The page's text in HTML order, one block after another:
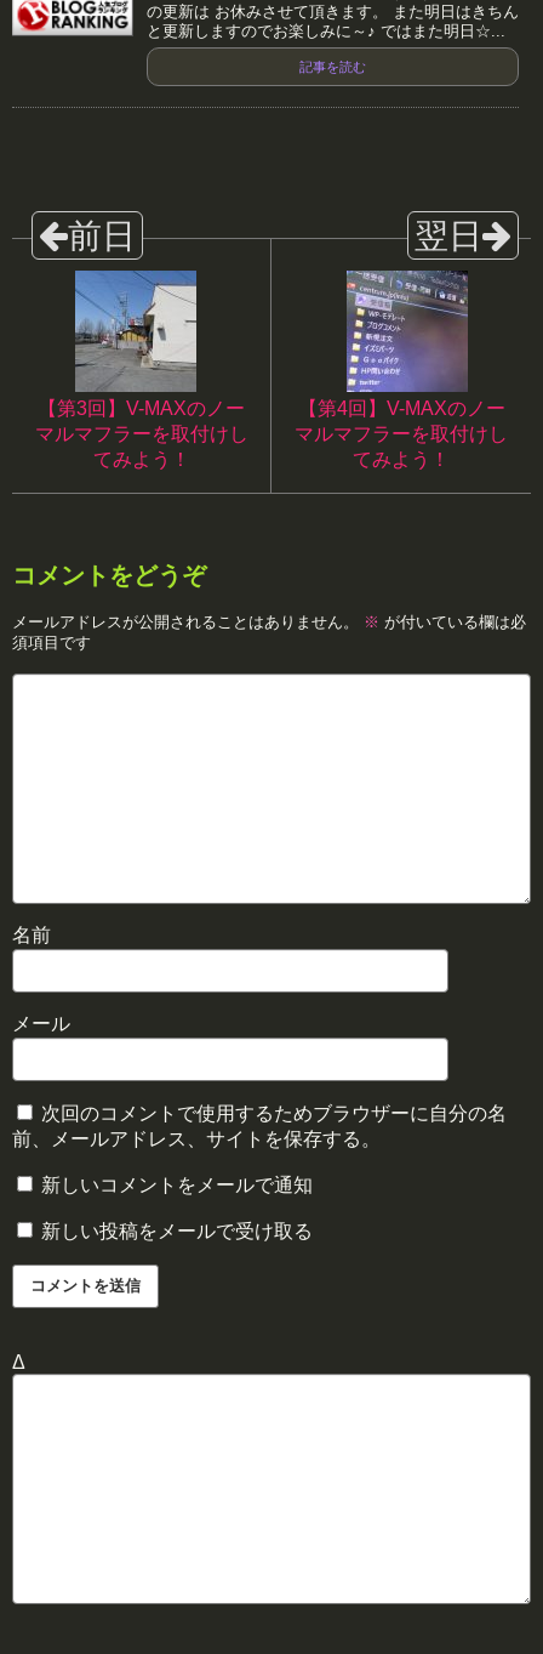
の更新は お休みさせて頂きます。 また明日はきちん
と更新しますのでお楽しみに～♪ ではまた明日☆...
記事を読む
【第3回】V-MAXのノー
マルマフラーを取付けし
てみよう！
【第4回】V-MAXのノー
マルマフラーを取付けし
てみよう！
コメントをどうぞ
メールアドレスが公開されることはありません。 ※ が付いている欄は必
須項目です
名前
メール
次回のコメントで使用するためブラウザーに自分の名
前、メールアドレス、サイトを保存する。
新しいコメントをメールで通知
新しい投稿をメールで受け取る
Δ